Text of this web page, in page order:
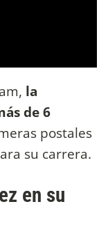
la
de 6
postales
su carrera.
en su